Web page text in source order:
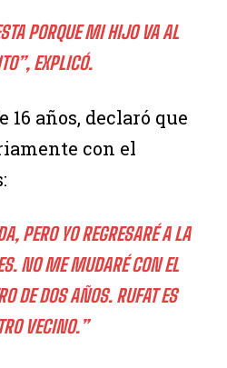
PORQUE MI HIJO VA AL
EXPLICÓ.
16 años, declaró que
con el
PERO YO REGRESARÉ A LA
NO ME MUDARÉ CON EL
DE DOS AÑOS. RUFAT ES
VECINO.”